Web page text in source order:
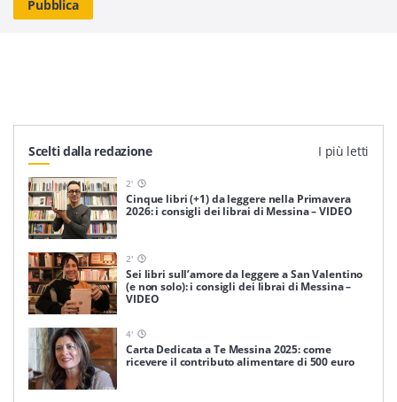
Scelti dalla redazione I più letti
2'
Cinque libri (+1) da leggere nella Primavera
2026: i consigli dei librai di Messina – VIDEO
2'
Sei libri sull’amore da leggere a San Valentino
(e non solo): i consigli dei librai di Messina –
VIDEO
4'
Carta Dedicata a Te Messina 2025: come
ricevere il contributo alimentare di 500 euro